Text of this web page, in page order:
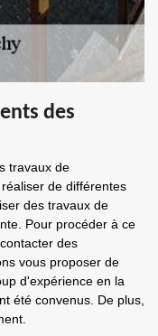
des
travaux de
de différentes
des travaux de
Pour procéder à ce
des
vous proposer de
d'expérience en la
été convenus. De plus,